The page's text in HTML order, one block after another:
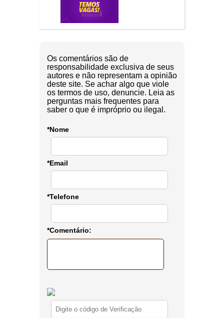
Os comentários são de
responsabilidade exclusiva de seus
autores e não representam a opinião
deste site. Se achar algo que viole
os termos de uso, denuncie. Leia as
perguntas mais frequentes para
saber o que é impróprio ou ilegal.
*Nome
*Email
*Telefone
*Comentário: